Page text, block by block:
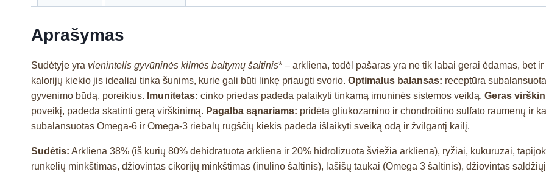
Aprašymas
Sudėtyje yra vienintelis gyvūninės kilmės baltymų šaltinis* – arkliena, todėl pašaras yra ne tik labai gerai ėdamas, bet
kalorijų kiekio jis idealiai tinka šunims, kurie gali būti linkę priaugti svorio. Optimalus balansas: receptūra
gyvenimo būdą, poreikius. lmunitetas: cinko priedas padeda palaikyti tinkamą imuninės sistemos veiklą. Geras
poveikį, padeda skatinti gerą virškinimą. Pagalba sąnariams: pridėta gliukozamino ir chondroitino sulfato raumenų ir
subalansuotas Omega-6 ir Omega-3 riebalų rūgščių kiekis padeda išlaikyti sveiką odą ir žvilgantį kailį.
Sudėtis: Arkliena 38% (iš kurių 80% dehidratuota arkliena ir 20% hidrolizuota šviežia arkliena), ryžiai, kukurūzai,
runkelių minkštimas, džiovintas cikorijų minkštimas (inulino šaltinis), lašišų taukai (Omega 3 šaltinis), džiovintas